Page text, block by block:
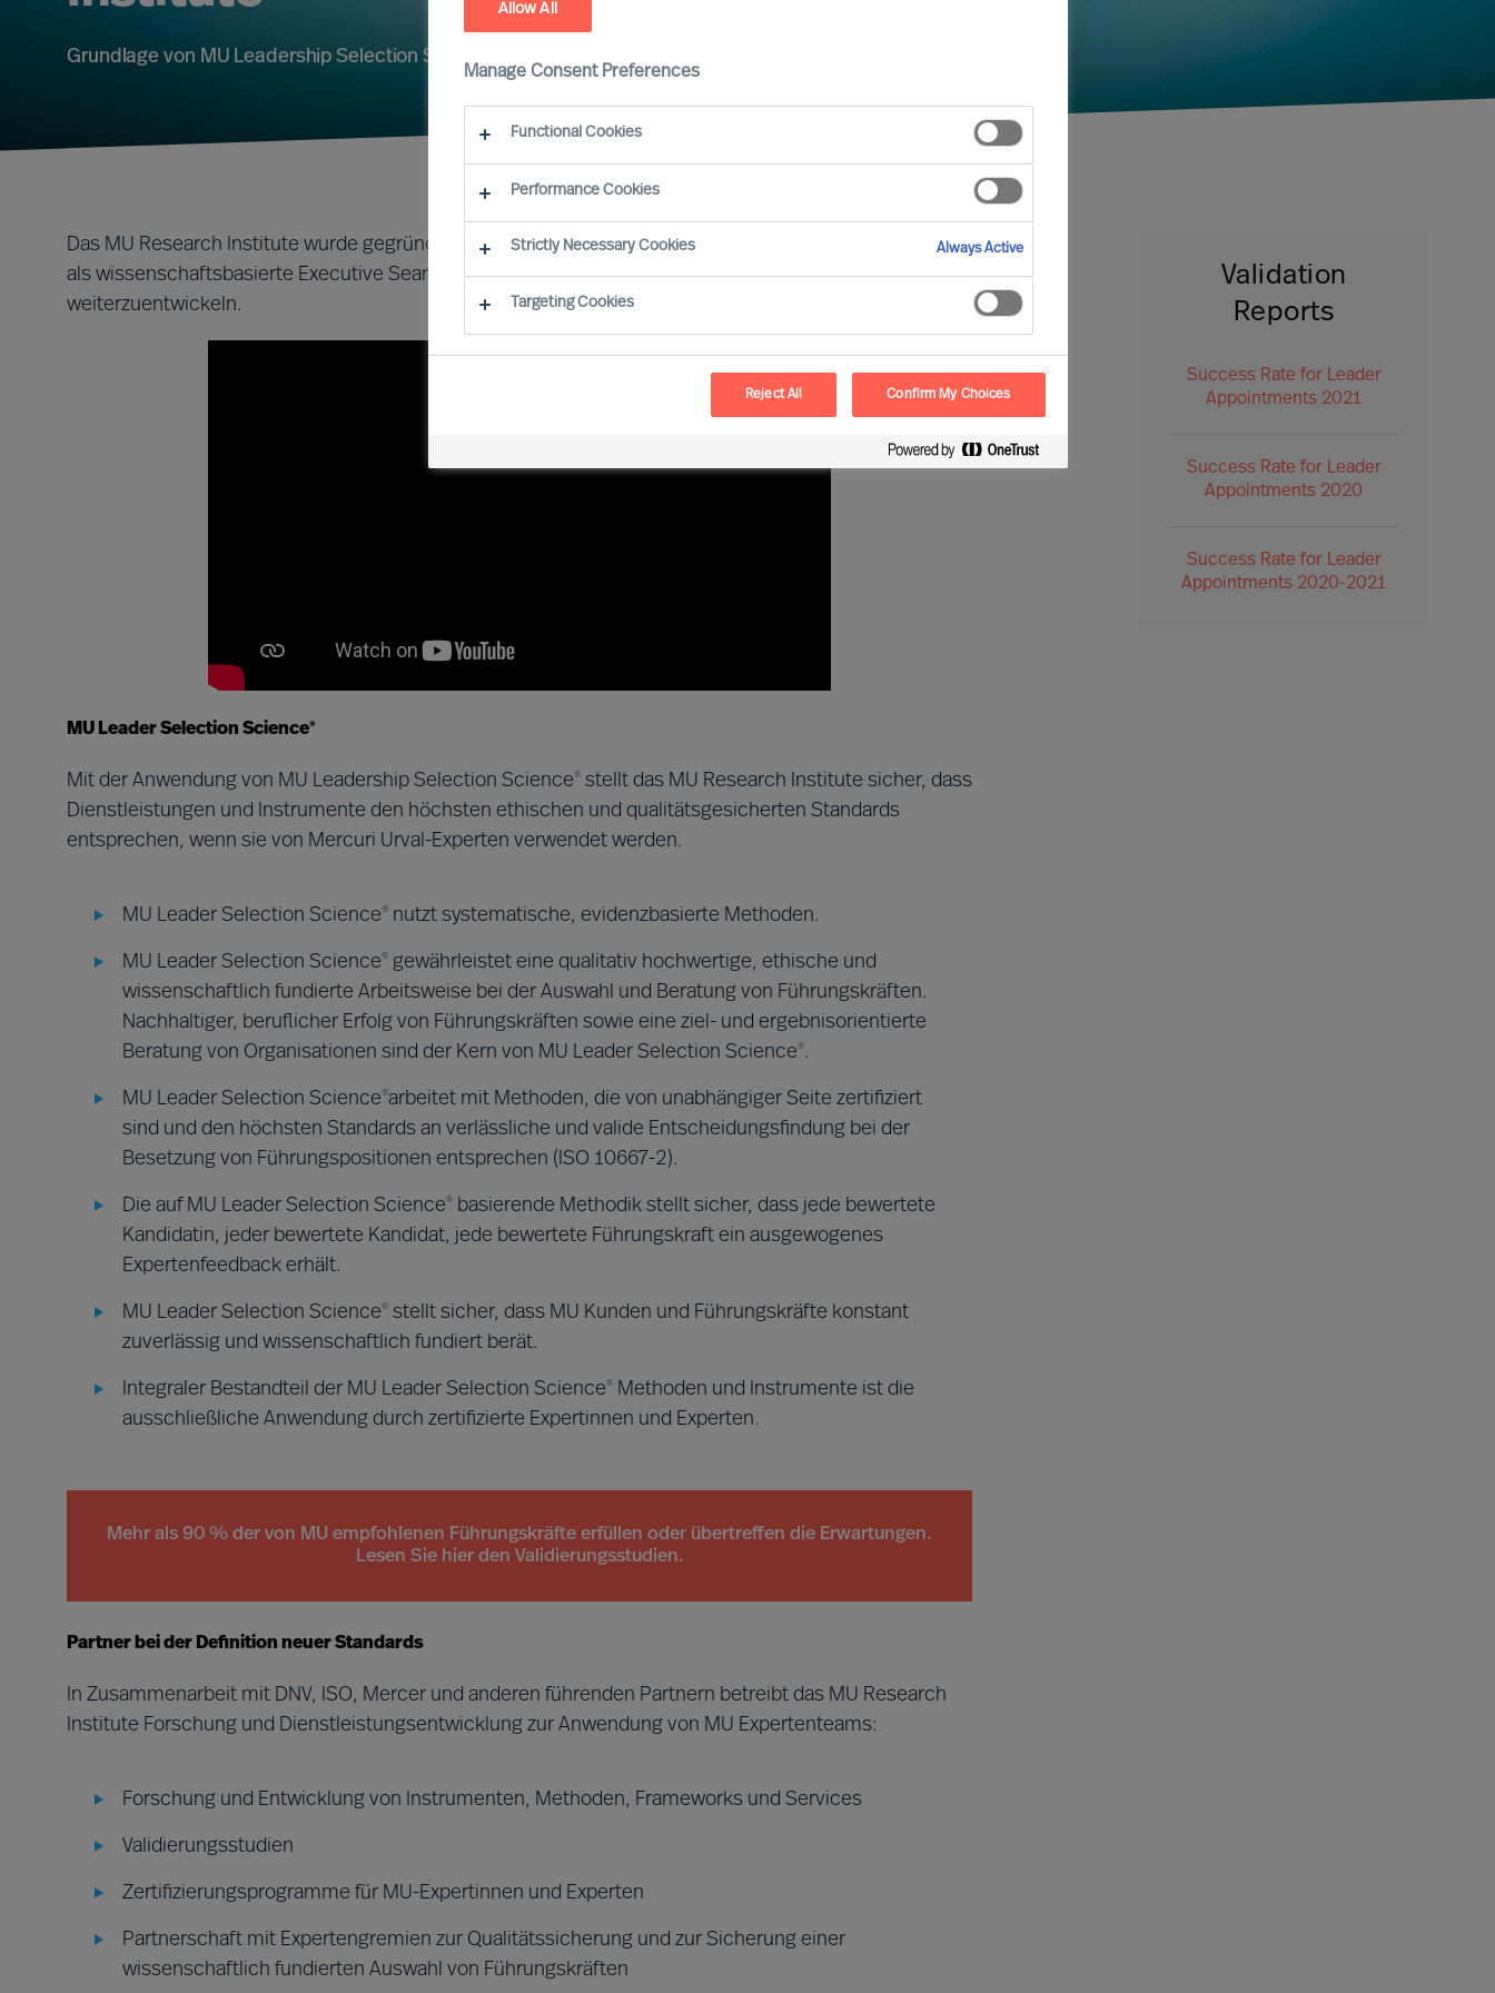
Grundlage von MU Leadership Selection Science
Das MU Research Institute wurde gegründet, um die Grundlagen für die Arbeitsweise von Mercuri Urval
als wissenschaftsbasierte Executive Search- und Leadership-Beratung zu sichern und
weiterzuentwickeln.
MU Leader Selection Science®
Mit der Anwendung von MU Leadership Selection Science® stellt das MU Research Institute sicher, dass
Dienstleistungen und Instrumente den höchsten ethischen und qualitätsgesicherten Standards
entsprechen, wenn sie von Mercuri Urval-Experten verwendet werden.
MU Leader Selection Science® nutzt systematische, evidenzbasierte Methoden.
MU Leader Selection Science® gewährleistet eine qualitativ hochwertige, ethische und
wissenschaftlich fundierte Arbeitsweise bei der Auswahl und Beratung von Führungskräften.
Nachhaltiger, beruflicher Erfolg von Führungskräften sowie eine ziel- und ergebnisorientierte
Beratung von Organisationen sind der Kern von MU Leader Selection Science®.
MU Leader Selection Science®arbeitet mit Methoden, die von unabhängiger Seite zertifiziert
sind und den höchsten Standards an verlässliche und valide Entscheidungsfindung bei der
Besetzung von Führungspositionen entsprechen (ISO 10667-2).
Die auf MU Leader Selection Science®
basierende Methodik stellt sicher, dass jede bewertete
Kandidatin, jeder bewertete Kandidat, jede bewertete Führungskraft ein ausgewogenes
Expertenfeedback erhält.
MU Leader Selection Science® stellt sicher, dass MU Kunden und Führungskräfte konstant
zuverlässig und wissenschaftlich fundiert berät.
Integraler Bestandteil der MU Leader Selection Science®
Methoden und Instrumente ist die
ausschließliche Anwendung durch zertifizierte Expertinnen und Experten.
Mehr als 90 % der von MU empfohlenen Führungskräfte erfüllen oder übertreffen die Erwartungen.
Lesen Sie hier den Validierungsstudien.
Partner bei der Definition neuer Standards
In Zusammenarbeit mit DNV, ISO, Mercer und anderen führenden Partnern betreibt das MU Research
Institute Forschung und Dienstleistungsentwicklung zur Anwendung von MU Expertenteams:
Forschung und Entwicklung von Instrumenten, Methoden, Frameworks und Services
Validierungsstudien
Zertifizierungsprogramme für MU-Expertinnen und Experten
Partnerschaft mit Expertengremien zur Qualitätssicherung und zur Sicherung einer
wissenschaftlich fundierten Auswahl von Führungskräften
Validation
Reports
Success Rate for Leader
Appointments 2021
Success Rate for Leader
Appointments 2020
Success Rate for Leader
Appointments 2020-2021
Allow All
Manage Consent Preferences
Functional Cookies
Performance Cookies
Strictly Necessary Cookies Always Active
Targeting Cookies
Reject All Confirm My Choices